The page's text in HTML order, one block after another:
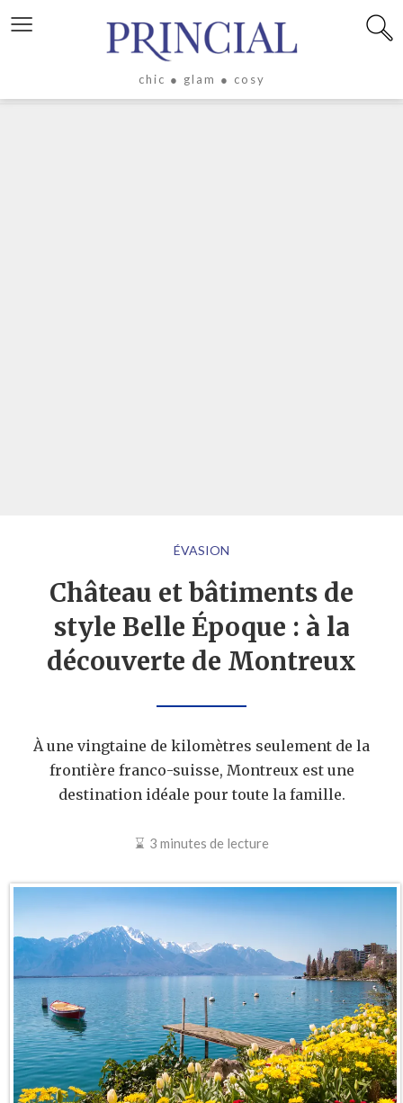
≡
chic ● glam ● cosy
ÉVASION
Château et bâtiments de
style Belle Époque : à la
découverte de Montreux
À une vingtaine de kilomètres seulement de la
frontière franco-suisse, Montreux est une
destination idéale pour toute la famille.
3 minutes de lecture